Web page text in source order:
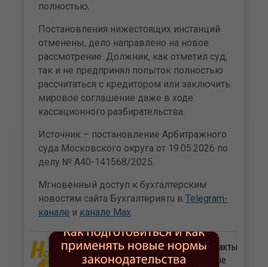
полностью.
Постановления нижестоящих инстанций
отменены, дело направлено на новое
рассмотрение. Должник, как отметил суд,
так и не предпринял попыток полностью
рассчитаться с кредитором или заключить
мировое соглашение даже в ходе
кассационного разбирательства.
Источник – постановление Арбитражного
суда Московского округа от 19.05.2026 по
делу № А40-141568/2025.
Мгновенный доступ к бухгалтерским
новостям сайта Бухгалтерия.ru в Telegram-
канале и канале Max.
Журнал «Нормативные акты
для бухгалтера». Важные
×